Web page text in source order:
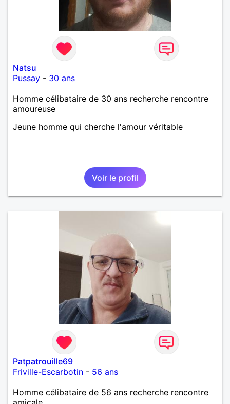
Natsu
Pussay - 30 ans
Homme célibataire de 30 ans recherche rencontre
amoureuse
Jeune homme qui cherche l'amour véritable
Voir le profil
Patpatrouille69
Friville-Escarbotin - 56 ans
Homme célibataire de 56 ans recherche rencontre